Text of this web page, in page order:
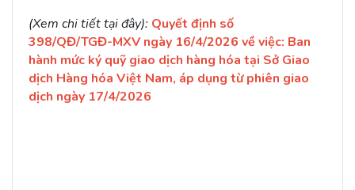
(Xem chi tiết tại đây): Quyết định số
398/QĐ/TGĐ-MXV ngày 16/4/2026 về việc: Ban
hành mức ký quỹ giao dịch hàng hóa tại Sở Giao
dịch Hàng hóa Việt Nam, áp dụng từ phiên giao
dịch ngày 17/4/2026